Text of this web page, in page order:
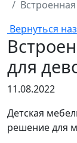
Вернуться
для
11.08.2022
Детская
решение для